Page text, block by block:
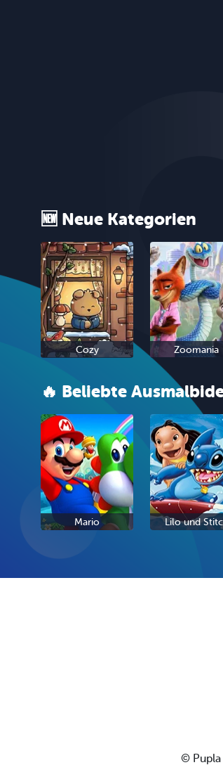
🆕 Neue Kategorien
Cozy Zoomania
🔥 Beliebte
Mario Lilo und
© Pupla